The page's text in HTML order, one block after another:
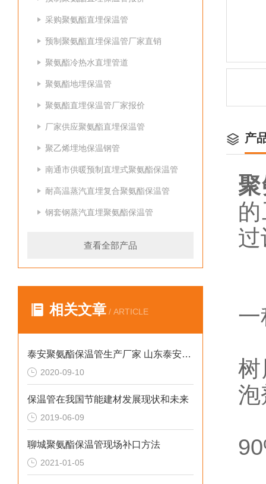
采购聚氨酯直埋保温管
预制聚氨酯直埋保温管厂家直销
聚氨酯冷热水直埋管道
聚氨酯地埋保温管
聚氨酯直埋保温管厂家报价
厂家供应聚氨酯直埋保温管
聚乙烯埋地保温钢管
南通市供暖预制直埋式聚氨酯保温管
耐高温蒸汽直埋复合聚氨酯保温管
钢套钢蒸汽直埋聚氨酯保温管
查看全部产品
相关文章 / ARTICLE
泰安聚氨酯保温管生产厂家 山东泰安保温管报价
2020-09-10
保温管在我国节能建材发展现状和未来
2019-06-09
聊城聚氨酯保温管现场补口方法
2021-01-05
产